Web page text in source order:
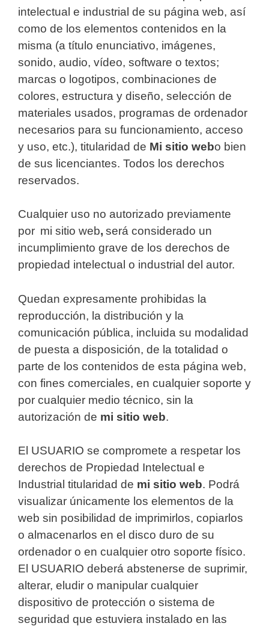
intelectual e industrial de su página web, así
como de los elementos contenidos en la
misma (a título enunciativo, imágenes,
sonido, audio, vídeo, software o textos;
marcas o logotipos, combinaciones de
colores, estructura y diseño, selección de
materiales usados, programas de ordenador
necesarios para su funcionamiento, acceso
y uso, etc.), titularidad de Mi sitio webo bien
de sus licenciantes. Todos los derechos
reservados.
Cualquier uso no autorizado previamente
por mi sitio web, será considerado un
incumplimiento grave de los derechos de
propiedad intelectual o industrial del autor.
Quedan expresamente prohibidas la
reproducción, la distribución y la
comunicación pública, incluida su modalidad
de puesta a disposición, de la totalidad o
parte de los contenidos de esta página web,
con fines comerciales, en cualquier soporte y
por cualquier medio técnico, sin la
autorización de mi sitio web.
El USUARIO se compromete a respetar los
derechos de Propiedad Intelectual e
Industrial titularidad de mi sitio web. Podrá
visualizar únicamente los elementos de la
web sin posibilidad de imprimirlos, copiarlos
o almacenarlos en el disco duro de su
ordenador o en cualquier otro soporte físico.
El USUARIO deberá abstenerse de suprimir,
alterar, eludir o manipular cualquier
dispositivo de protección o sistema de
seguridad que estuviera instalado en las